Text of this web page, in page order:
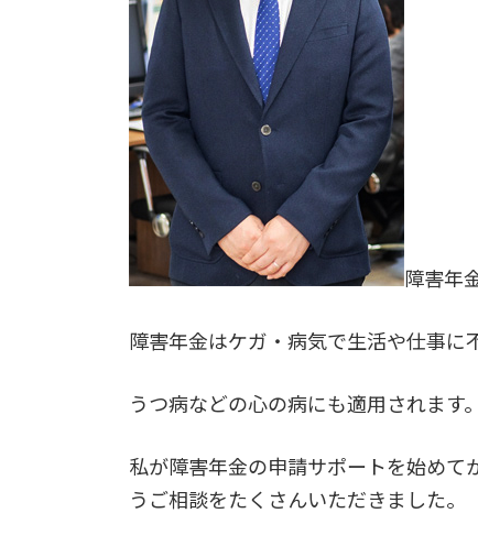
障害年
障害年金はケガ・病気で生活や仕事に
うつ病などの心の病にも適用されます。
私が障害年金の申請サポートを始め
うご相談をたくさんいただきました。